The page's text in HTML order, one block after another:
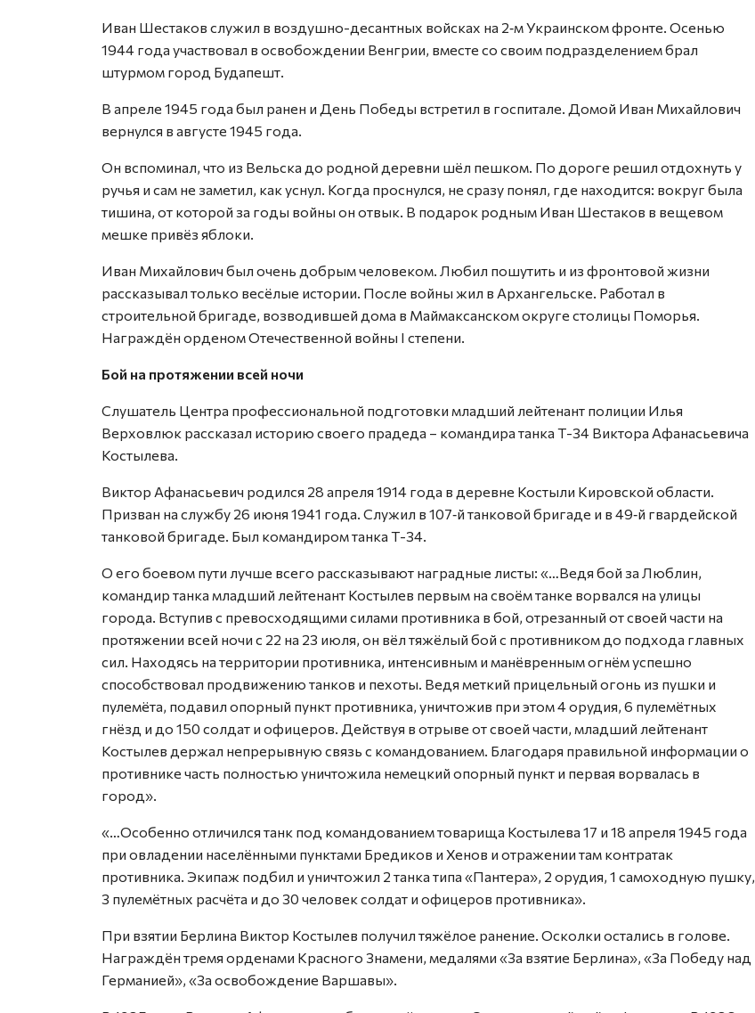
Иван Шестаков служил в воздушно-десантных войсках на 2‑м Украинском фронте. Осенью
1944 года участ­вовал в освобождении Венгрии, вместе со своим подразделением брал
штурмом город Будапешт.
В апреле 1945 года был ранен и День Победы встретил в госпитале. Домой Иван Михайлович
вернулся в августе 1945 года.
Он вспоминал, что из Вельска до родной деревни шёл пешком. По дороге решил отдохнуть у
ручья и сам не заметил, как уснул. Когда проснулся, не сразу понял, где находится: вокруг была
тишина, от которой за годы войны он отвык. В подарок родным Иван Шестаков в вещевом
мешке привёз яблоки.
Иван Михайлович был очень добрым человеком. Любил пошутить и из фронтовой жизни
рассказывал только весёлые истории. После войны жил в Архангельске. Работал в
строительной бригаде, возводившей дома в Маймаксанском округе столицы Поморья.
Награждён орденом Отечественной войны I степени.
Бой на протяжении всей ночи
Слушатель Центра профессиональной подготовки младший лейтенант полиции Илья
Верховлюк рассказал историю своего прадеда – командира танка Т-34 Виктора Афанасьевича
Костылева.
Виктор Афанасьевич родился 28 апреля 1914 года в деревне Костыли Кировской области.
Призван на службу 26 июня 1941 года. Служил в 107‑й танковой бригаде и в 49‑й гвардейской
танковой бригаде. Был командиром танка Т-34.
О его боевом пути лучше всего рассказывают наградные листы: «…Ведя бой за Люблин,
командир танка младший лейтенант Костылев первым на своём танке ворвался на улицы
города. Вступив с превосходящими силами противника в бой, отрезанный от своей части на
протяжении всей ночи с 22 на 23 июля, он вёл тяжёлый бой с противником до подхода главных
сил. Находясь на территории противника, интенсивным и манёвренным огнём успешно
способствовал продвижению танков и пехоты. Ведя меткий прицельный огонь из пушки и
пулемёта, подавил опорный пункт противника, уничтожив при этом 4 орудия, 6 пулемётных
гнёзд и до 150 солдат и офицеров. Действуя в отрыве от своей части, младший лейтенант
Костылев держал непрерывную связь с командованием. Благодаря правильной информации о
противнике часть полностью уничтожила немецкий опорный пункт и первая ворвалась в
город».
«…Особенно отличился танк под командованием товарища Костылева 17 и 18 апреля 1945 года
при овладении населёнными пунктами Бредиков и Хенов и отражении там контратак
противника. Экипаж подбил и уничтожил 2 танка типа «Пантера», 2 орудия, 1 самоходную пушку,
3 пулемётных расчёта и до 30 человек солдат и офицеров противника».
При взятии Берлина Виктор Костылев получил тяжёлое ранение. Осколки остались в голове.
Награждён тремя орденами Красного Знамени, медалями «За взятие Берлина», «За Победу над
Германией», «За освобождение Варшавы».